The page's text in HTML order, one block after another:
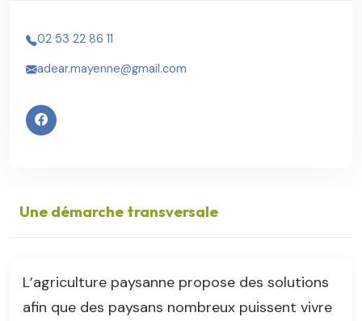
02 53 22 86 11
adear.mayenne@gmail.com
Une démarche transversale
L’agriculture paysanne propose des solutions
afin que des paysans nombreux puissent vivre